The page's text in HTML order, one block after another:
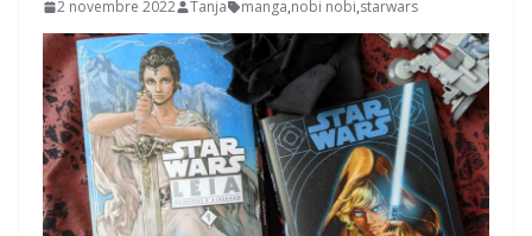
2 novembre 2022 Tanja manga,nobi nobi,starwars